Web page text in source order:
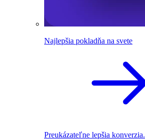
Najlepšia pokladňa na svete
Preukázateľne lepšia konverzia.